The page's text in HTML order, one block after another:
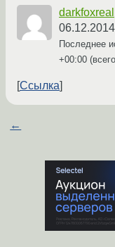
darkfoxreal
Последнее
+00:00
Ссылка
←